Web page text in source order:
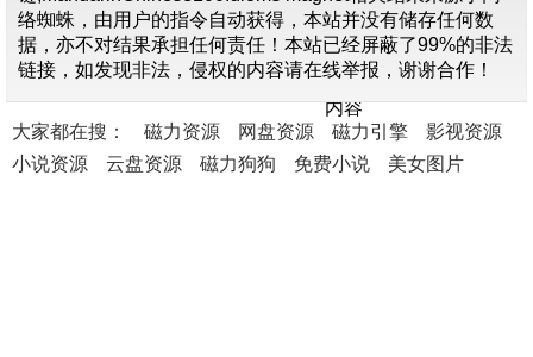
找不到关
于"
内容
络蜘蛛，由用户的指令自动获得，本站并没有储存任何数
据，亦不对结果承担任何责任！本站已经屏蔽了99%的非法
链接，如发现非法，侵权的内容请在线举报，谢谢合作！
大家都在搜： 磁力资源 网盘资源 磁力引擎
影视资源
小说资源
云盘资源 磁力狗狗 免费小说 美女图片